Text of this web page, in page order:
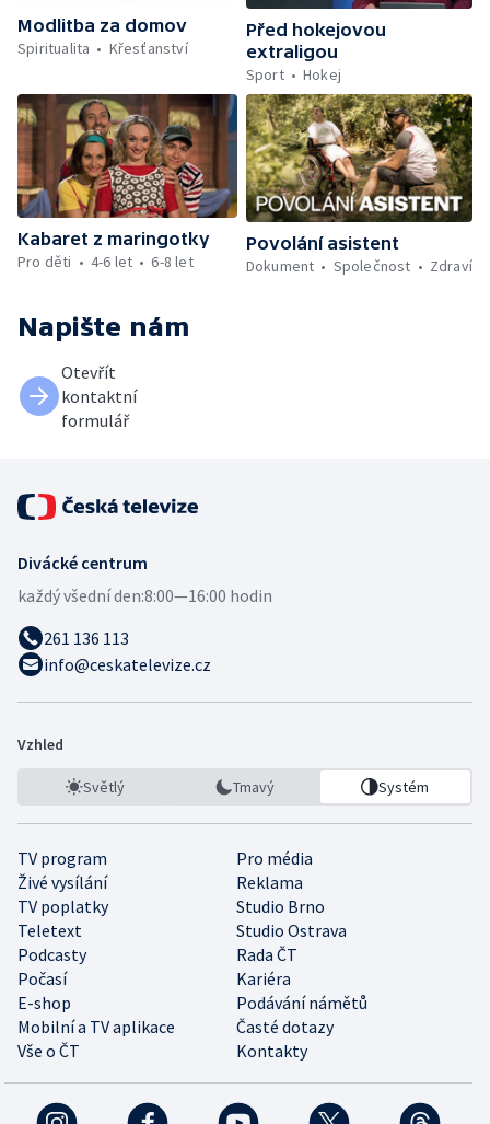
Modlitba za domov
Spiritualita
Křesťanství
Před hokejovou
extraligou
Sport
Hokej
Kabaret z maringotky
Pro děti
4-6 let 6-8 let
Povolání asistent
Dokument
Společnost Zdraví
Napište nám
Otevřít
kontaktní
formulář
Divácké centrum
každý všední den:8:00—16:00 hodin
261 136 113
info@ceskatelevize.cz
Vzhled
Světlý Tmavý Systém
TV program
Pro média
Živé vysílání
Reklama
TV poplatky
Studio Brno
Teletext
Studio Ostrava
Podcasty
Rada ČT
Počasí
Kariéra
E-shop
Podávání námětů
Mobilní a TV aplikace
Časté dotazy
Vše o ČT
Kontakty